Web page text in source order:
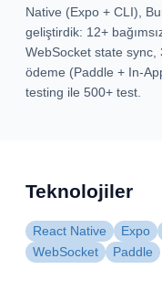
Native (Expo + CLI),
geliştirdik: 12+
WebSocket state
ödeme (Paddle + In-
testing ile 500+ test.
Teknolojiler
React Native Expo
WebSocket
Paddle